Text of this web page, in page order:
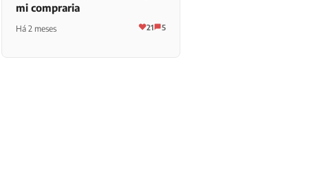
mi compraria
Há 2 meses 21 5